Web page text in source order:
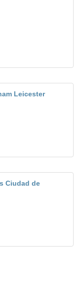
Leicester
Ciudad de